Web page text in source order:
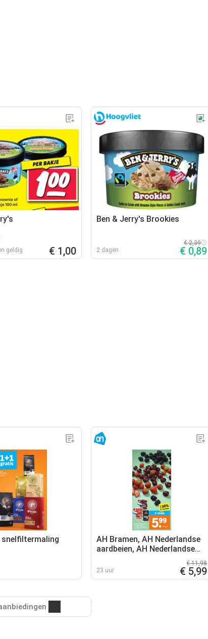
geldig € 1,00
Ben & Jerry's Brookies
2 dagen
€ 2,39
€ 0,89
snelfiltermaling
AH Bramen, AH Nederlandse
aardbeien, AH Nederlandse
23 uur
€ 11,98
€ 5,99